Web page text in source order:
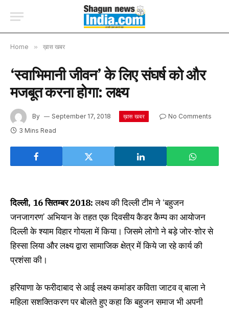
Home » ख़ास खबर
‘स्वाभिमानी जीवन’ के लिए संघर्ष को और
मजबूत करना होगा: लक्ष्य
By September 17, 2018 ख़ास खबर
No Comments
3 Mins Read
दिल्ली, 16 सितम्बर 2018:लक्ष्य की दिल्ली टीम ने ‘बहुजन
जनजागरण’ अभियान के तहत एक दिवसीय कैडर कैम्प का आयोजन
दिल्ली के श्याम विहार गोयला में किया। जिसमे लोगो ने बड़े जोर-शोर से
हिस्सा लिया और लक्ष्य द्वारा सामाजिक क्षेत्र में किये जा रहे कार्य की
प्रशंसा की।
हरियाणा के फरीदाबाद से आई लक्ष्य कमांडर कविता जाटव व् बाला ने
महिला सशक्तिकरण पर बोलते हुए कहा कि बहुजन समाज भी अपनी